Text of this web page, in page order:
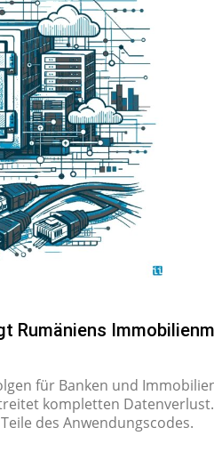
Rumäniens
für Banken und
kom­plet­ten
des An­wen­dungs­co­des.